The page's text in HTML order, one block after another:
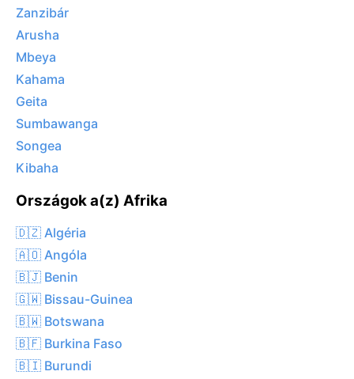
Zanzibár
Arusha
Mbeya
Kahama
Geita
Sumbawanga
Songea
Kibaha
Országok a(z) Afrika
🇩🇿 Algéria
🇦🇴 Angóla
🇧🇯 Benin
🇬🇼 Bissau-Guinea
🇧🇼 Botswana
🇧🇫 Burkina Faso
🇧🇮 Burundi